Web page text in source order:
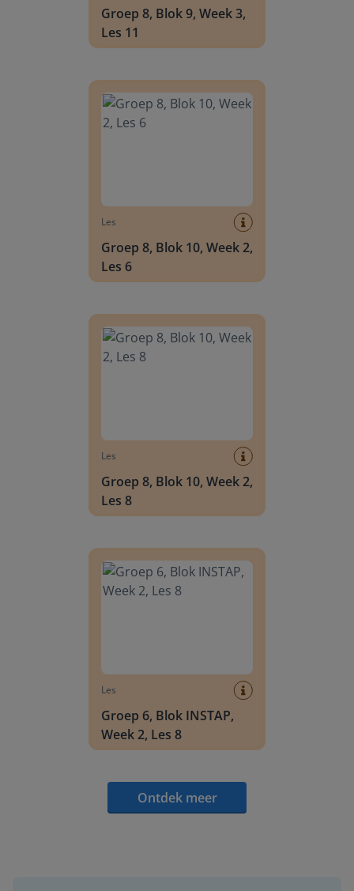
Groep 8, Blok 9, Week 3,
Les 11
Les
Groep 8, Blok 10, Week 2,
Les 6
Les
Groep 8, Blok 10, Week 2,
Les 8
Les
Groep 6, Blok INSTAP,
Week 2, Les 8
Ontdek meer